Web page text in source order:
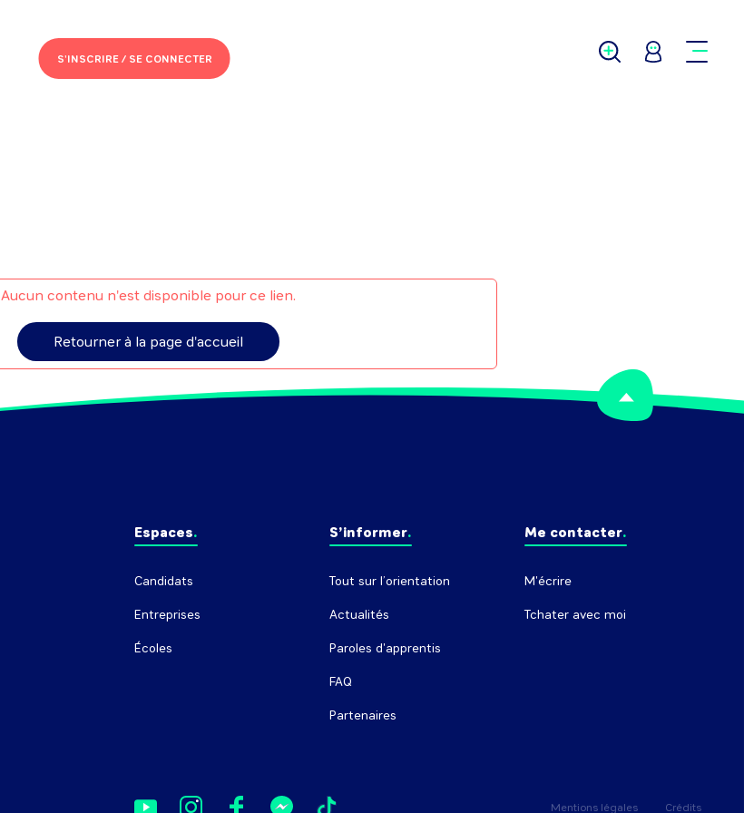
S'INSCRIRE /SE CONNECTER
Aucun contenu n'est disponible pour ce lien.
Retourner à la page d'accueil
Espaces
Candidats
Entreprises
Écoles
S’informer
Tout sur l’orientation
Actualités
Paroles d'apprentis
FAQ
Partenaires
Me contacter
M'écrire
Tchater avec moi
Mentions légales Crédits